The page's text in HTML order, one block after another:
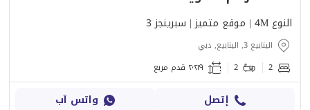
النوع 4M | موقع متميز | سبرينجز 3
الينابيع 3, الينابيع, دبي
2
2 ٢٬٢١٩ قدم مربع
إتصل واتس آب